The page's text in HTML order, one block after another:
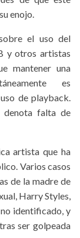
enojo.
el uso del
y otros artistas
mantener una
es
de playback.
denota falta de
artista que ha
Varios casos
de la madre de
Harry Styles,
identificado, y
ser golpeada